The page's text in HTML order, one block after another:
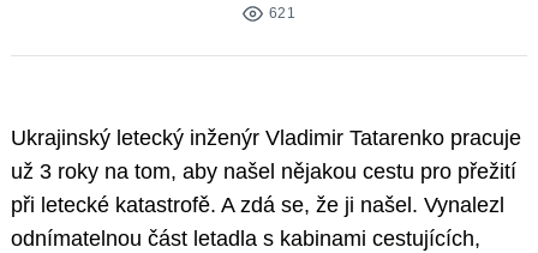
621
Ukrajinský letecký inženýr Vladimir Tatarenko pracuje
už 3 roky na tom, aby našel nějakou cestu pro přežití
při letecké katastrofě. A zdá se, že ji našel. Vynalezl
odnímatelnou část letadla s kabinami cestujících,